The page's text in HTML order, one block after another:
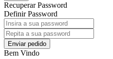
Recuperar Password
Definir Password
Enviar pedido
Bem Vindo